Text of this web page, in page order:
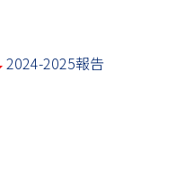
2024-2025報告